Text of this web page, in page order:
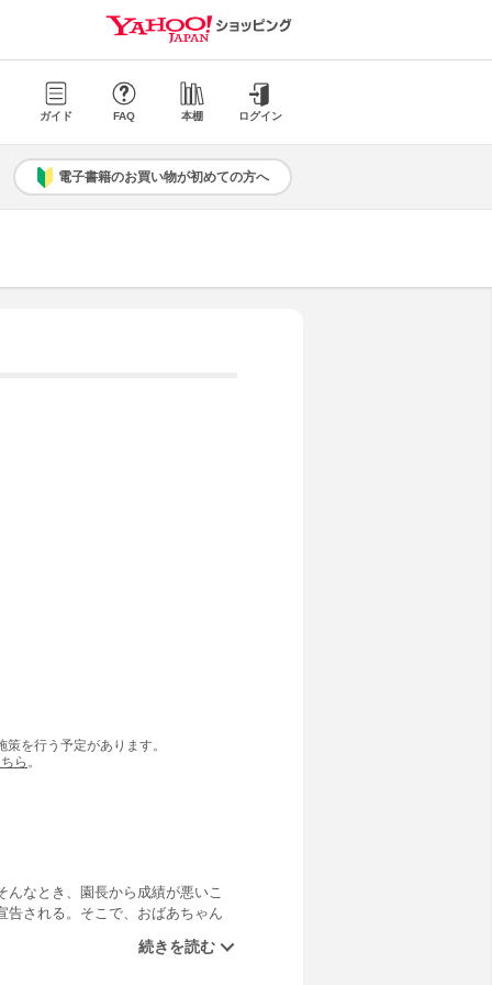
ガイド FAQ 本棚 ログイン
電子書籍のお買い物が初めての方へ
を行う予定があります。
ら 。
なとき、園長から成績が悪いこ
告される。そこで、おばあちゃん